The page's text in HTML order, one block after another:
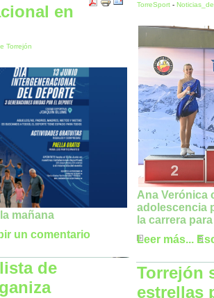
en
Torrejón
mañana
un comentario
de
TorreSport -
Ana Verónica
adolescencia
la carrera
Leer más...
Torrejón
estrellas